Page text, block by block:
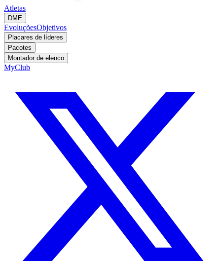
Atletas
DME
EvoluçõesObjetivos
Placares de líderes
Pacotes
Montador de elenco
MyClub